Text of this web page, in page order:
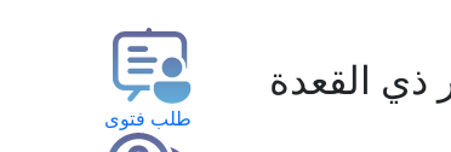
ذي القعدة
طلب فتوى